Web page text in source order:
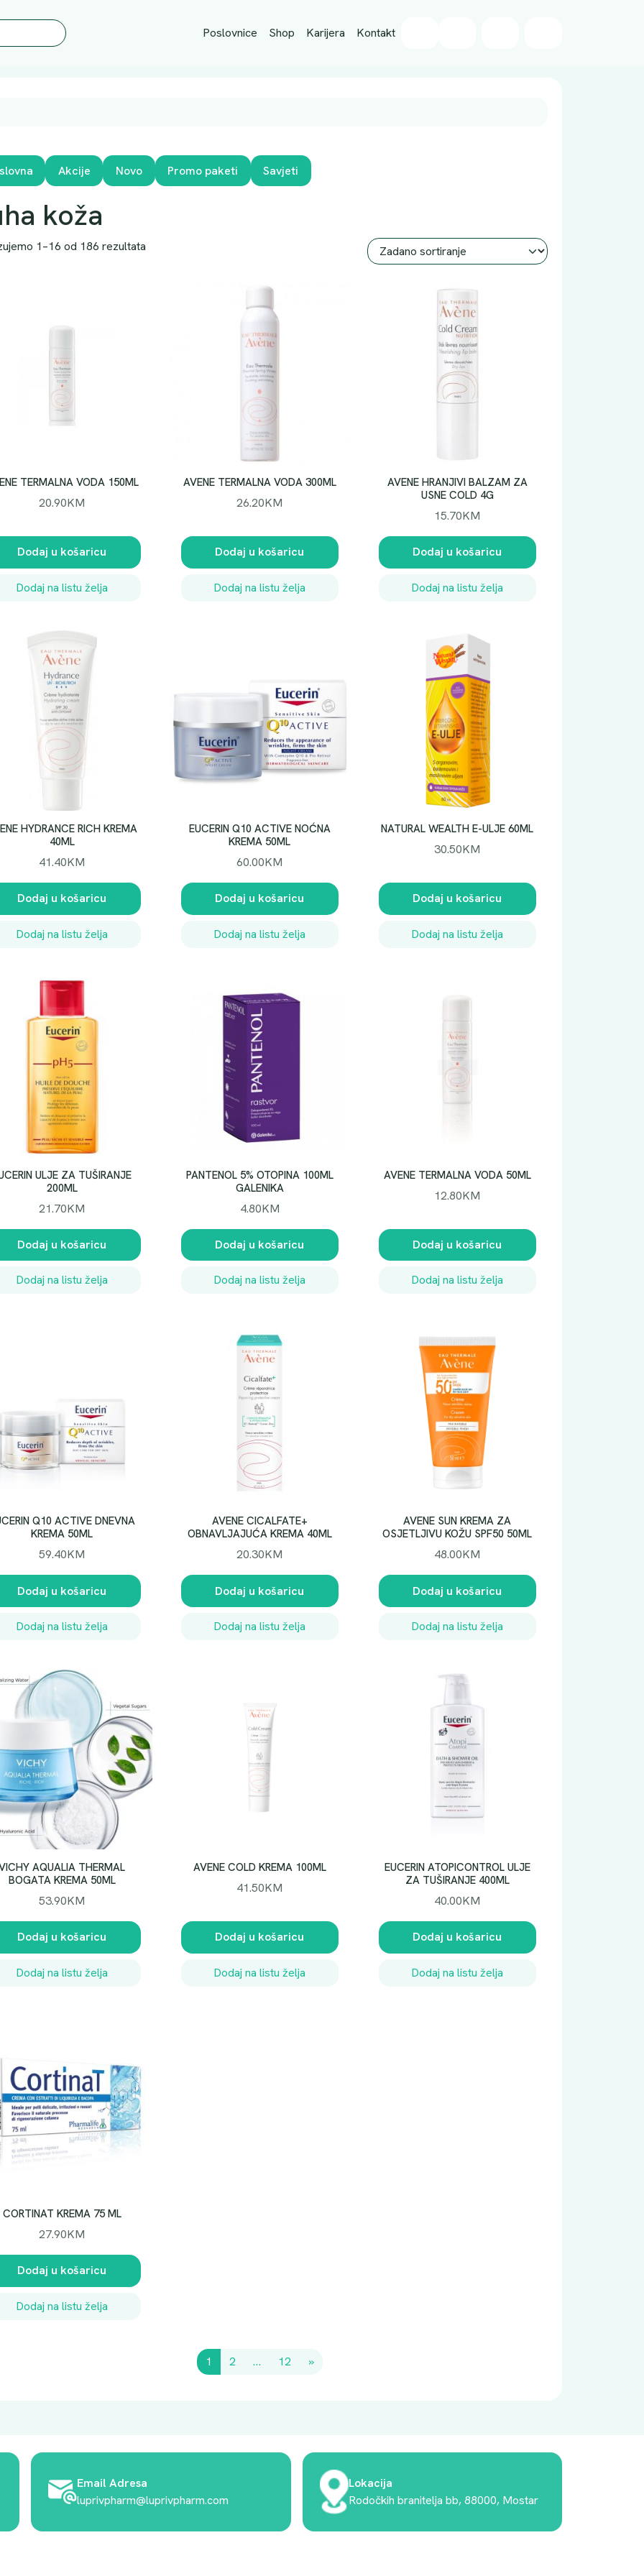
Poslovnice Shop Karijera Kontakt
Akcije Novo Promo paketi Savjeti
koža
1–16 od 186 rezultata
TERMALNA VODA 150ML
20.90KM
Dodaj u košaricu
Dodaj na listu želja
AVENE TERMALNA VODA 300ML
26.20KM
Dodaj u košaricu
Dodaj na listu želja
AVENE HRANJIVI BALZAM ZA
USNE COLD 4G
15.70KM
Dodaj u košaricu
Dodaj na listu želja
HYDRANCE RICH KREMA
40ML
41.40KM
Dodaj u košaricu
Dodaj na listu želja
EUCERIN Q10 ACTIVE NOĆNA
KREMA 50ML
60.00KM
Dodaj u košaricu
Dodaj na listu želja
NATURAL WEALTH E-ULJE 60ML
30.50KM
Dodaj u košaricu
Dodaj na listu želja
ULJE ZA TUŠIRANJE
200ML
21.70KM
Dodaj u košaricu
Dodaj na listu želja
PANTENOL 5% OTOPINA 100ML
GALENIKA
4.80KM
Dodaj u košaricu
Dodaj na listu želja
AVENE TERMALNA VODA 50ML
12.80KM
Dodaj u košaricu
Dodaj na listu želja
Q10 ACTIVE DNEVNA
KREMA 50ML
59.40KM
Dodaj u košaricu
Dodaj na listu želja
AVENE CICALFATE+
OBNAVLJAJUĆA KREMA 40ML
20.30KM
Dodaj u košaricu
Dodaj na listu želja
AVENE SUN KREMA ZA
OSJETLJIVU KOŽU SPF50 50ML
48.00KM
Dodaj u košaricu
Dodaj na listu želja
AQUALIA THERMAL
BOGATA KREMA 50ML
53.90KM
Dodaj u košaricu
Dodaj na listu želja
AVENE COLD KREMA 100ML
41.50KM
Dodaj u košaricu
Dodaj na listu želja
EUCERIN ATOPICONTROL ULJE
ZA TUŠIRANJE 400ML
40.00KM
Dodaj u košaricu
Dodaj na listu želja
CORTINAT KREMA 75 ML
27.90KM
Dodaj u košaricu
Dodaj na listu želja
1 2 … 12 »
Email Adresa
luprivpharm@luprivpharm.com
Lokacija
Rodočkih branitelja bb, 88000, Mostar